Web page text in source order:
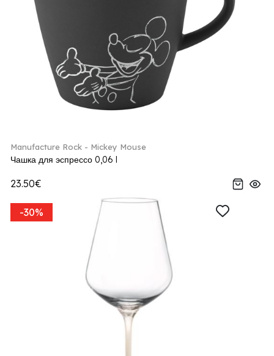
Manufacture Rock - Mickey Mouse
Чашка для эспрессо 0,06 l
23.50€
-30%